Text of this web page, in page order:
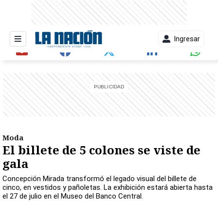
Ingresar
Moda
El billete de 5 colones se viste de
gala
Concepción Mirada transformó el legado visual del billete de
cinco, en vestidos y pañoletas. La exhibición estará abierta hasta
el 27 de julio en el Museo del Banco Central.